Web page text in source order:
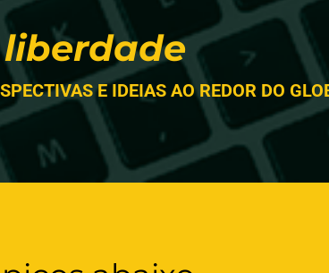
E IDEIAS AO REDOR DO